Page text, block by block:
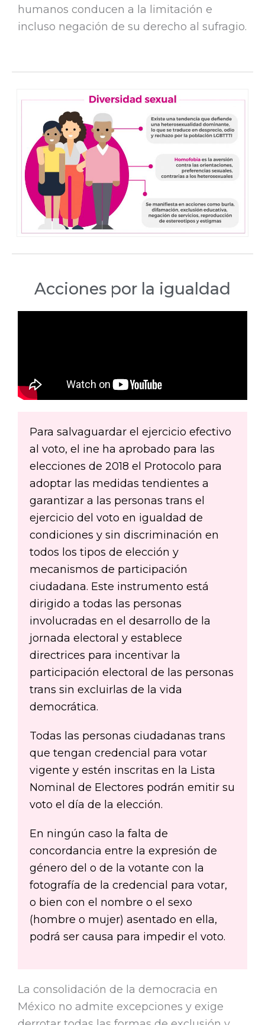
humanos conducen a la limitación e
incluso negación de su derecho al sufragio.
Acciones por la igualdad
Para salvaguardar el ejercicio efectivo
al voto, el ine ha aprobado para las
elecciones de 2018 el Protocolo para
adoptar las medidas tendientes a
garantizar a las personas trans el
ejercicio del voto en igualdad de
condiciones y sin discriminación en
todos los tipos de elección y
mecanismos de participación
ciudadana. Este instrumento está
dirigido a todas las personas
involucradas en el desarrollo de la
jornada electoral y establece
directrices para incentivar la
participación electoral de las personas
trans sin excluirlas de la vida
democrática.
Todas las personas ciudadanas trans
que tengan credencial para votar
vigente y estén inscritas en la Lista
Nominal de Electores podrán emitir su
voto el día de la elección.
En ningún caso la falta de
concordancia entre la expresión de
género del o de la votante con la
fotografía de la credencial para votar,
o bien con el nombre o el sexo
(hombre o mujer) asentado en ella,
podrá ser causa para impedir el voto.
La consolidación de la democracia en
México no admite excepciones y exige